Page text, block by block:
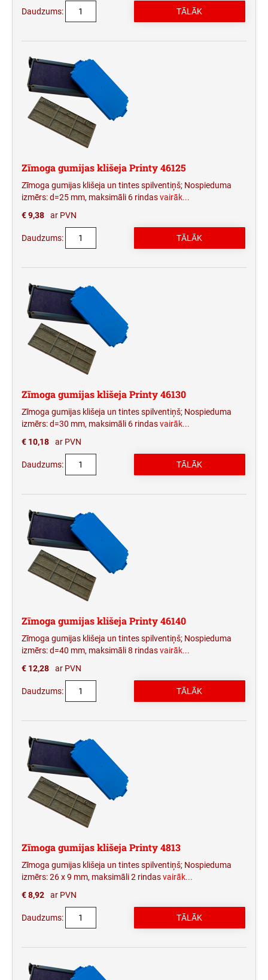
Daudzums:
Zīmoga gumijas klišeja Printy 46125
Zīmoga gumijas klišeja un tintes spilventiņš; Nospieduma
izmērs: d=25 mm, maksimāli 6 rindasvairāk...
€ 9,38
ar PVN
Daudzums:
Zīmoga gumijas klišeja Printy 46130
Zīmoga gumijas klišeja un tintes spilventiņš; Nospieduma
izmērs: d=30 mm, maksimāli 6 rindasvairāk...
€ 10,18
ar PVN
Daudzums:
Zīmoga gumijas klišeja Printy 46140
Zīmoga gumijas klišeja un tintes spilventiņš; Nospieduma
izmērs: d=40 mm, maksimāli 8 rindasvairāk...
€ 12,28
ar PVN
Daudzums:
Zīmoga gumijas klišeja Printy 4813
Zīmoga gumijas klišeja un tintes spilventiņš; Nospieduma
izmērs: 26 x 9 mm, maksimāli 2 rindasvairāk...
€ 8,92
ar PVN
Daudzums: